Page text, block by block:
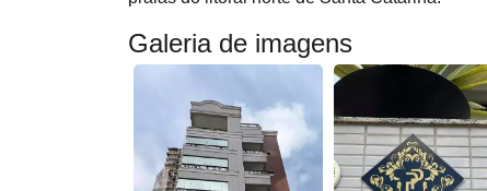
Galeria de imagens